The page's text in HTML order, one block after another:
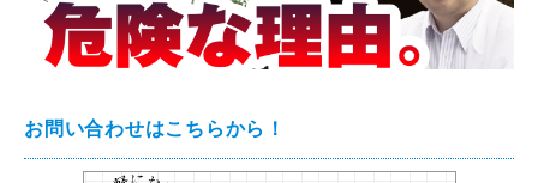
お問い合わせはこちらから！